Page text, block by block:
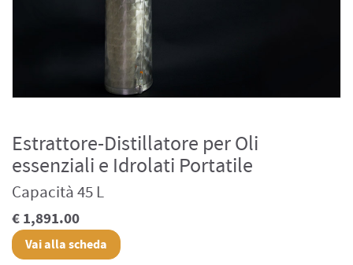
Estrattore-Distillatore per Oli
essenziali e Idrolati Portatile
Capacità 45 L
€ 1,891.00
Vai alla scheda